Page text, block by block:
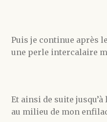
Puis je continue après
une perle intercalaire
Et ainsi de suite
au milieu de mon